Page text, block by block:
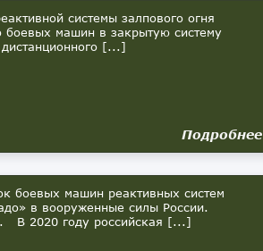
системы залпового огня
боевых машин в закрытую систему
[...]
Подробнее
боевых машин реактивных систем
в вооруженные силы России.
В 2020 году российская [...]